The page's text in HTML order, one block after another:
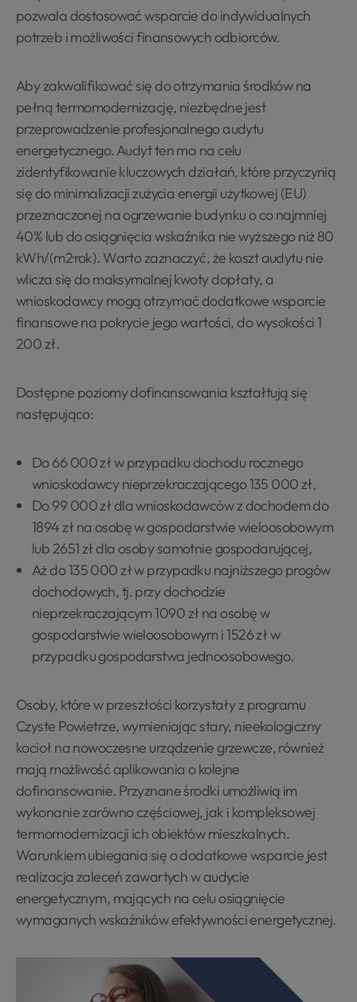
pozwala dostosować wsparcie do indywidualnych
potrzeb i możliwości finansowych odbiorców.
Aby zakwalifikować się do otrzymania środków na
pełną termomodernizację, niezbędne jest
przeprowadzenie profesjonalnego audytu
energetycznego. Audyt ten ma na celu
zidentyfikowanie kluczowych działań, które przyczynią
się do minimalizacji zużycia energii użytkowej (EU)
przeznaczonej na ogrzewanie budynku o co najmniej
40% lub do osiągnięcia wskaźnika nie wyższego niż 80
kWh/(m2·rok). Warto zaznaczyć, że koszt audytu nie
wlicza się do maksymalnej kwoty dopłaty, a
wnioskodawcy mogą otrzymać dodatkowe wsparcie
finansowe na pokrycie jego wartości, do wysokości 1
200 zł.
Dostępne poziomy dofinansowania kształtują się
następująco:
Do 66 000 zł w przypadku dochodu rocznego
wnioskodawcy nieprzekraczającego 135 000 zł,
Do 99 000 zł dla wnioskodawców z dochodem do
1894 zł na osobę w gospodarstwie wieloosobowym
lub 2651 zł dla osoby samotnie gospodarującej,
Aż do 135 000 zł w przypadku najniższego progów
dochodowych, tj. przy dochodzie
nieprzekraczającym 1090 zł na osobę w
gospodarstwie wieloosobowym i 1526 zł w
przypadku gospodarstwa jednoosobowego.
Osoby, które w przeszłości korzystały z programu
Czyste Powietrze, wymieniając stary, nieekologiczny
kocioł na nowoczesne urządzenie grzewcze, również
mają możliwość aplikowania o kolejne
dofinansowanie. Przyznane środki umożliwią im
wykonanie zarówno częściowej, jak i kompleksowej
termomodernizacji ich obiektów mieszkalnych.
Warunkiem ubiegania się o dodatkowe wsparcie jest
realizacja zaleceń zawartych w audycie
energetycznym, mających na celu osiągnięcie
wymaganych wskaźników efektywności energetycznej.